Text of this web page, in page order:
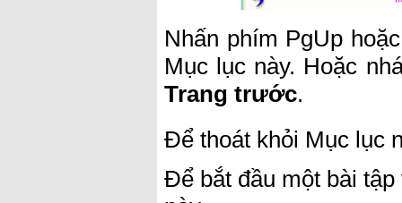
Nhấn phím PgUp
Mục lục này. Hoặc
Trang trước.
Để thoát khỏi Mục lục
Để bắt đầu một bài